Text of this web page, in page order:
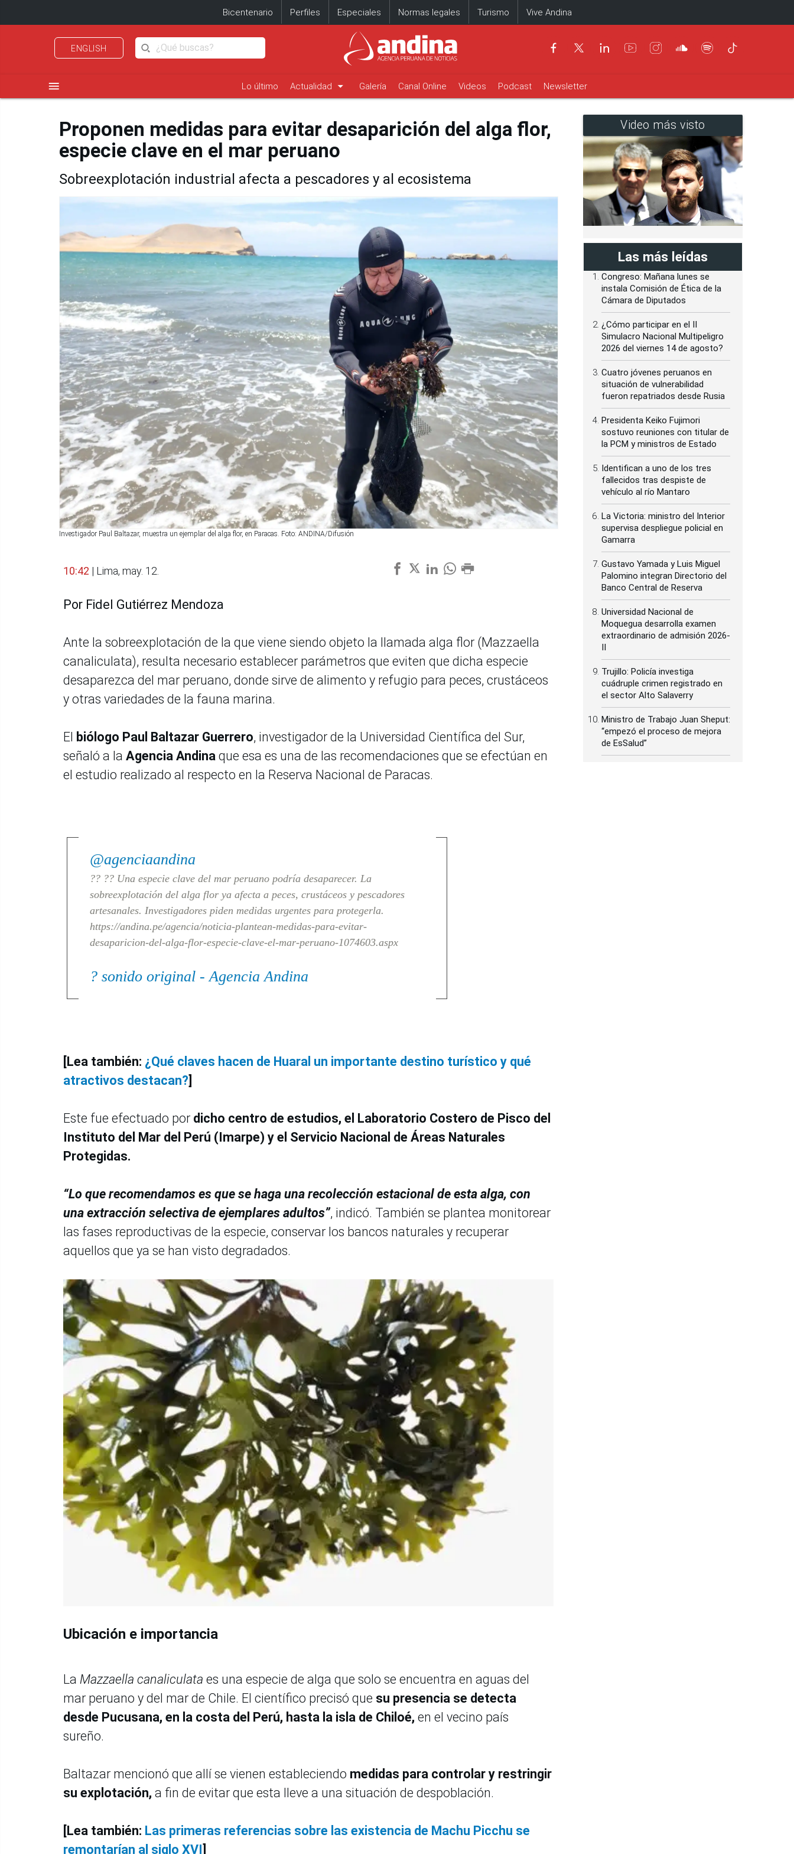
Bicentenario Perfiles Especiales Normas legales Turismo Vive Andina
ENGLISH
menu Lo último Actualidad arrow_drop_down Galería Canal Online Videos Podcast Newsletter
Proponen medidas para evitar desaparición del alga flor,
especie clave en el mar peruano
Sobreexplotación industrial afecta a pescadores y al ecosistema
Investigador Paul Baltazar, muestra un ejemplar del alga flor, en Paracas. Foto: ANDINA/Difusión
10:42 | Lima, may. 12.
Por Fidel Gutiérrez Mendoza
Ante la sobreexplotación de la que viene siendo objeto la llamada alga flor (Mazzaella
canaliculata), resulta necesario establecer parámetros que eviten que dicha especie
desaparezca del mar peruano, donde sirve de alimento y refugio para peces, crustáceos
y otras variedades de la fauna marina.
El biólogo Paul Baltazar Guerrero, investigador de la Universidad Científica del Sur,
señaló a la Agencia Andina que esa es una de las recomendaciones que se efectúan en
el estudio realizado al respecto en la Reserva Nacional de Paracas.
@agenciaandina
?? ?? Una especie clave del mar peruano podría desaparecer. La
sobreexplotación del alga flor ya afecta a peces, crustáceos y pescadores
artesanales. Investigadores piden medidas urgentes para protegerla.
https://andina.pe/agencia/noticia-plantean-medidas-para-evitar-
desaparicion-del-alga-flor-especie-clave-el-mar-peruano-1074603.aspx
? sonido original - Agencia Andina
[Lea también: ¿Qué claves hacen de Huaral un importante destino turístico y qué
atractivos destacan?]
Este fue efectuado por dicho centro de estudios, el Laboratorio Costero de Pisco del
Instituto del Mar del Perú (Imarpe) y el Servicio Nacional de Áreas Naturales
Protegidas.
“Lo que recomendamos es que se haga una recolección estacional de esta alga, con
una extracción selectiva de ejemplares adultos”, indicó. También se plantea monitorear
las fases reproductivas de la especie, conservar los bancos naturales y recuperar
aquellos que ya se han visto degradados.
Ubicación e importancia
La Mazzaella canaliculata es una especie de alga que solo se encuentra en aguas del
mar peruano y del mar de Chile. El científico precisó que su presencia se detecta
desde Pucusana, en la costa del Perú, hasta la isla de Chiloé, en el vecino país
sureño.
Baltazar mencionó que allí se vienen estableciendo medidas para controlar y restringir
su explotación, a fin de evitar que esta lleve a una situación de despoblación.
[Lea también: Las primeras referencias sobre las existencia de Machu Picchu se
remontarían al siglo XVI]
Video más visto
Las más leídas
Congreso: Mañana lunes se
instala Comisión de Ética de la
Cámara de Diputados
¿Cómo participar en el II
Simulacro Nacional Multipeligro
2026 del viernes 14 de agosto?
Cuatro jóvenes peruanos en
situación de vulnerabilidad
fueron repatriados desde Rusia
Presidenta Keiko Fujimori
sostuvo reuniones con titular de
la PCM y ministros de Estado
Identifican a uno de los tres
fallecidos tras despiste de
vehículo al río Mantaro
La Victoria: ministro del Interior
supervisa despliegue policial en
Gamarra
Gustavo Yamada y Luis Miguel
Palomino integran Directorio del
Banco Central de Reserva
Universidad Nacional de
Moquegua desarrolla examen
extraordinario de admisión 2026-
II
Trujillo: Policía investiga
cuádruple crimen registrado en
el sector Alto Salaverry
Ministro de Trabajo Juan Sheput:
“empezó el proceso de mejora
de EsSalud”